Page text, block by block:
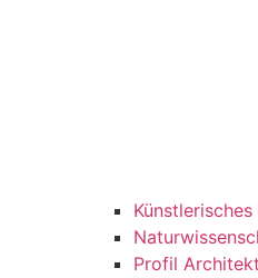
Profil